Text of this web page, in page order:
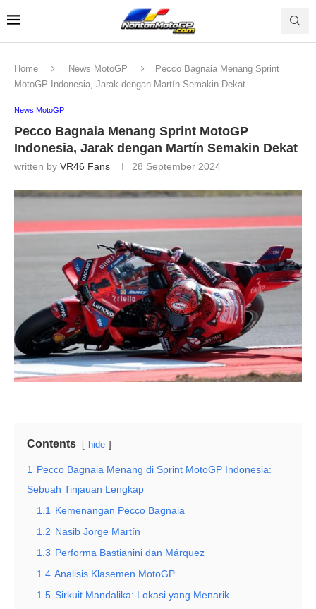
Home News MotoGP
Pecco Bagnaia Menang Sprint
MotoGP Indonesia, Jarak dengan Martín Semakin Dekat
News MotoGP
Pecco Bagnaia Menang Sprint MotoGP
Indonesia, Jarak dengan Martín Semakin Dekat
written by VR46 Fans 28 September 2024
Contents hide
1
Pecco Bagnaia Menang di Sprint MotoGP Indonesia:
Sebuah Tinjauan Lengkap
1.1
Kemenangan Pecco Bagnaia
1.2 Nasib Jorge Martín
1.3 Performa Bastianini dan Márquez
1.4 Analisis Klasemen MotoGP
1.5 Sirkuit Mandalika: Lokasi yang Menarik